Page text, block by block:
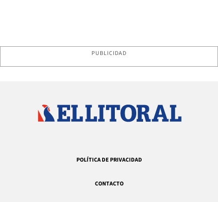
PUBLICIDAD
POLÍTICA DE PRIVACIDAD
CONTACTO